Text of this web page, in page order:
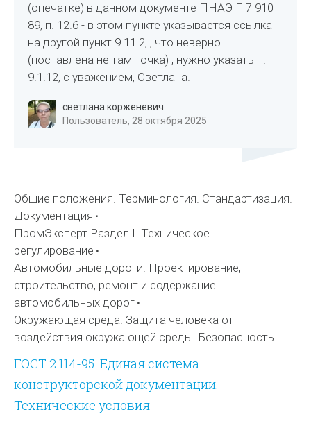
(опечатке) в данном документе ПНАЭ Г 7-910-
89, п. 12.6 - в этом пункте указывается ссылка
на другой пункт 9.11.2, , что неверно
(поставлена не там точка) , нужно указать п.
9.1.12, с уважением, Светлана.
светлана корженевич
Пользователь, 28 октября 2025
Общие положения. Терминология. Стандартизация.
Документация
ПромЭксперт Раздел I. Техническое
регулирование
Автомобильные дороги. Проектирование,
строительство, ремонт и содержание
автомобильных дорог
Окружающая среда. Защита человека от
воздействия окружающей среды. Безопасность
ГОСТ 2.114-95. Единая система
конструкторской документации.
Технические условия